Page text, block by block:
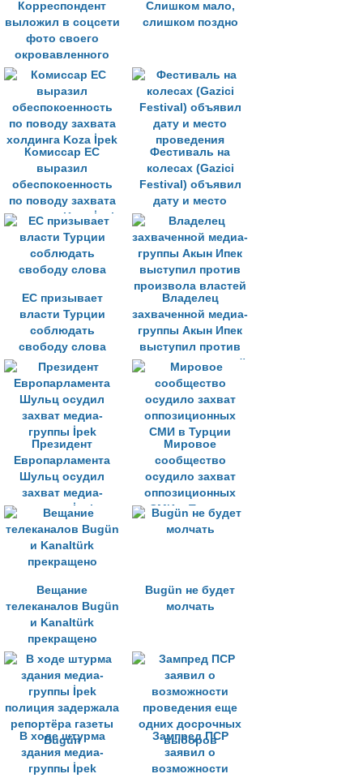
Корреспондент
выложил в соцсети
фото своего
окровавленного
удостоверения
Слишком мало,
слишком поздно
Комиссар ЕС
выразил
обеспокоенность
по поводу захвата
холдинга Koza İpek
Фестиваль на
колесах (Gazici
Festival) объявил
дату и место
проведения
ЕС призывает
власти Турции
соблюдать
свободу слова
Владелец
захваченной медиа-
группы Акын Ипек
выступил против
произвола властей
Президент
Европарламента
Шульц осудил
захват медиа-
группы İpek
Мировое
сообщество
осудило захват
оппозиционных
СМИ в Турции
Вещание
телеканалов Bugün
и Kanaltürk
прекращено
Bugün не будет
молчать
В ходе штурма
здания медиа-
группы İpek
Зампред ПСР
заявил о
возможности